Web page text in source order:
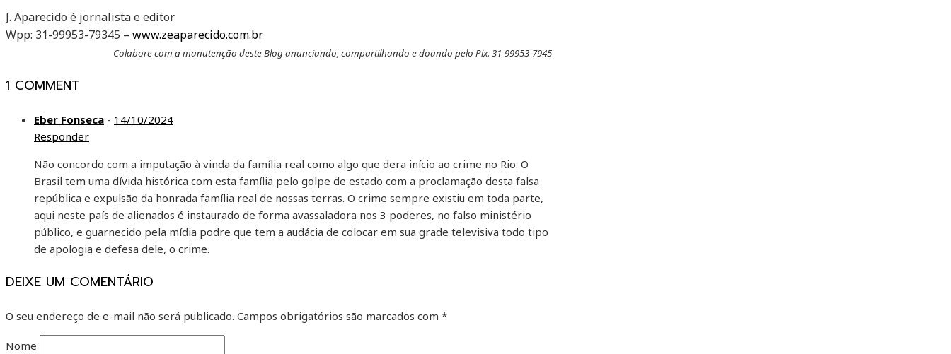
J. Aparecido é jornalista e editor
Wpp: 31-99953-79345 – www.zeaparecido.com.br
Colabore com a manutenção deste Blog anunciando, compartilhando e doando pelo Pix. 31-99953-7945
1 COMMENT
Eber Fonseca - 14/10/2024
Responder
Não concordo com a imputação à vinda da família real como algo que dera início ao crime no Rio. O
Brasil tem uma dívida histórica com esta família pelo golpe de estado com a proclamação desta falsa
república e expulsão da honrada família real de nossas terras. O crime sempre existiu em toda parte,
aqui neste país de alienados é instaurado de forma avassaladora nos 3 poderes, no falso ministério
público, e guarnecido pela mídia podre que tem a audácia de colocar em sua grade televisiva todo tipo
de apologia e defesa dele, o crime.
DEIXE UM COMENTÁRIO
O seu endereço de e-mail não será publicado. Campos obrigatórios são marcados com *
Nome